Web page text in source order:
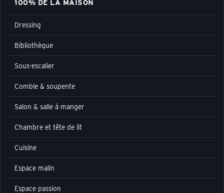
100% DE LA MAISON
Dressing
Bibliothèque
Sous-escalier
Comble & soupente
Salon & salle à manger
Chambre et tête de lit
Cuisine
Espace malin
Espace passion